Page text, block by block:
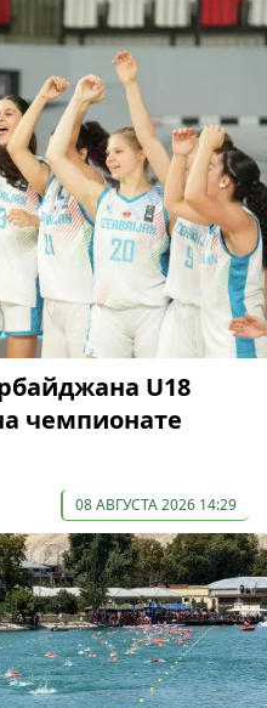
U18
чемпионате
08 АВГУСТА 2026 14:29